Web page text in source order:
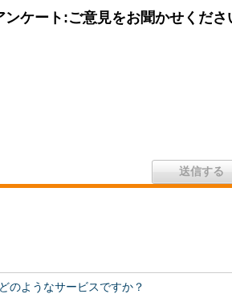
ンケート:ご意見をお聞かせくださ
のようなサービスですか？